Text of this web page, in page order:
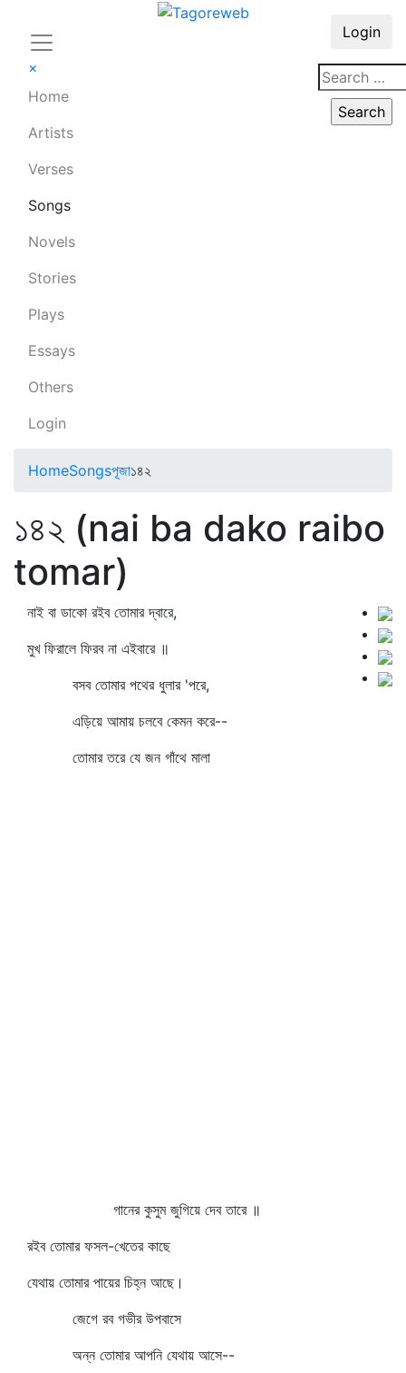
×
Home
Artists
Verses
Songs
Novels
Stories
Plays
Essays
Others
Login
Login
HomeSongsপূজা১৪২
১৪২ (nai ba dako raibo
tomar)
নাই বা ডাকো রইব তোমার দ্বারে,
মুখ ফিরালে ফিরব না এইবারে ॥
বসব তোমার পথের ধুলার 'পরে,
এড়িয়ে আমায় চলবে কেমন করে--
তোমার তরে যে জন গাঁথে মালা
গানের কুসুম জুগিয়ে দেব তারে ॥
রইব তোমার ফসল-খেতের কাছে
যেথায় তোমার পায়ের চিহ্ন আছে।
জেগে রব গভীর উপবাসে
অন্ন তোমার আপনি যেথায় আসে--